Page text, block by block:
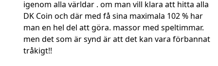
igenom alla världar . om man vill klara att hitta alla
DK Coin och där med få sina maximala 102 % har
man en hel del att göra. massor med speltimmar.
men det som är synd är att det kan vara förbannat
tråkigt!!